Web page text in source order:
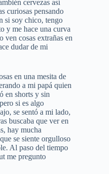
cervezas así
curiosas pensando
si soy chico, tengo
y me hace una curva
ven cosas extrañas en
dudar de mi
en una mesita de
a mi papá quien
en shorts y sin
si es algo
se sentó a mi lado,
buscaba que ver en
hay mucha
se siente orgulloso
Al paso del tiempo
me pregunto